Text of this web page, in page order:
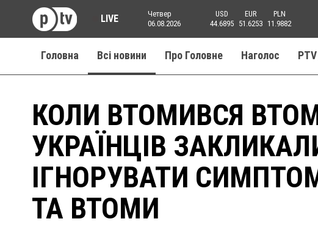
LIVE
Четвер
06.08.2026
USD
44.6895
EUR
51.6253
PLN
11.9882
Головна Всі новини Про Головне Наголос
КОЛИ ВТОМИВСЯ
УКРАЇНЦІВ
ІГНОРУВАТИ
ТА ВТОМИ